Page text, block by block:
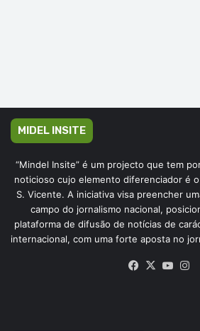
MIDEL INSITE
“Mindel Insite” é um projecto que tem
noticioso cujo elemento diferenciador é
S. Vicente. A iniciativa visa preencher
campo do jornalismo nacional,
plataforma de difusão de notícias de
internacional, com uma forte aposta no
Facebook
X